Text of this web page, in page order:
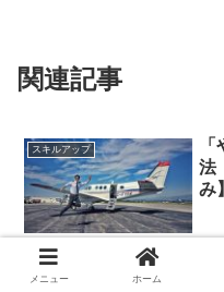
関連記事
スキルアップ
法
み】
「やる気」が出ないときには
動することができませんよね
ダラしたり、いつの間にか時
メニュー ホーム